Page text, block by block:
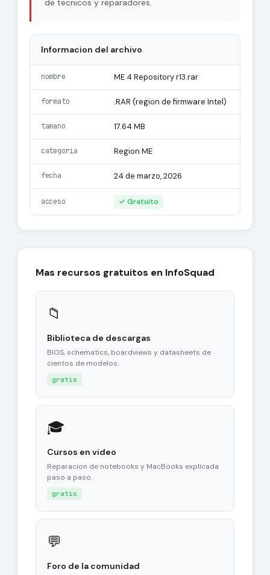
de tecnicos y reparadores.
Informacion del archivo
nombre ME 4 Repository r13.rar
formato .RAR (region de firmware Intel)
tamano 17.64 MB
categoria Region ME
fecha 24 de marzo, 2026
acceso ✓ Gratuito
Mas recursos gratuitos en InfoSquad
📁
Biblioteca de descargas
BIOS, schematics, boardviews y datasheets de
cientos de modelos.
gratis
🎓
Cursos en video
Reparacion de notebooks y MacBooks explicada
paso a paso.
gratis
💬
Foro de la comunidad